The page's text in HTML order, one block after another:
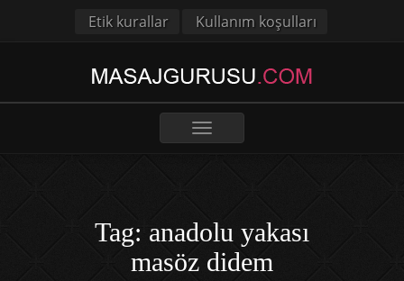
Etik kurallar Kullanım koşulları
Toggle
Tag: anadolu yakası
masöz didem